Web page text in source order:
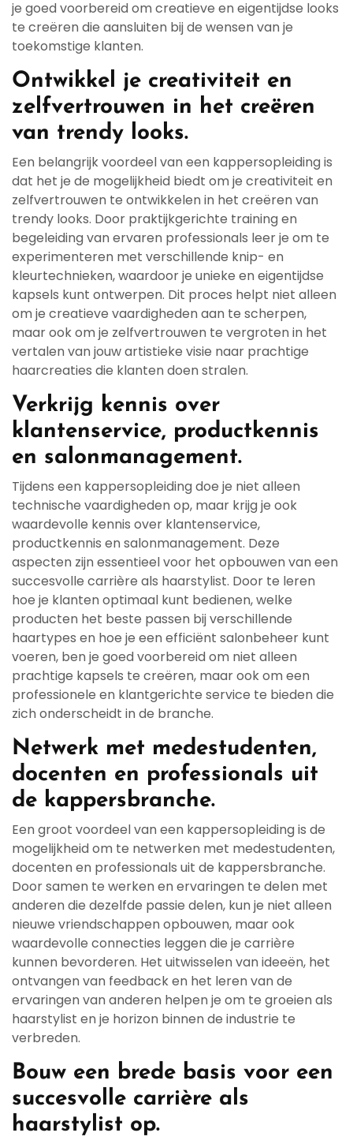
je goed voorbereid om creatieve en eigentijdse looks
te creëren die aansluiten bij de wensen van je
toekomstige klanten.
Ontwikkel je creativiteit en
zelfvertrouwen in het creëren
van trendy looks.
Een belangrijk voordeel van een kappersopleiding is
dat het je de mogelijkheid biedt om je creativiteit en
zelfvertrouwen te ontwikkelen in het creëren van
trendy looks. Door praktijkgerichte training en
begeleiding van ervaren professionals leer je om te
experimenteren met verschillende knip- en
kleurtechnieken, waardoor je unieke en eigentijdse
kapsels kunt ontwerpen. Dit proces helpt niet alleen
om je creatieve vaardigheden aan te scherpen,
maar ook om je zelfvertrouwen te vergroten in het
vertalen van jouw artistieke visie naar prachtige
haarcreaties die klanten doen stralen.
Verkrijg kennis over
klantenservice, productkennis
en salonmanagement.
Tijdens een kappersopleiding doe je niet alleen
technische vaardigheden op, maar krijg je ook
waardevolle kennis over klantenservice,
productkennis en salonmanagement. Deze
aspecten zijn essentieel voor het opbouwen van een
succesvolle carrière als haarstylist. Door te leren
hoe je klanten optimaal kunt bedienen, welke
producten het beste passen bij verschillende
haartypes en hoe je een efficiënt salonbeheer kunt
voeren, ben je goed voorbereid om niet alleen
prachtige kapsels te creëren, maar ook om een
professionele en klantgerichte service te bieden die
zich onderscheidt in de branche.
Netwerk met medestudenten,
docenten en professionals uit
de kappersbranche.
Een groot voordeel van een kappersopleiding is de
mogelijkheid om te netwerken met medestudenten,
docenten en professionals uit de kappersbranche.
Door samen te werken en ervaringen te delen met
anderen die dezelfde passie delen, kun je niet alleen
nieuwe vriendschappen opbouwen, maar ook
waardevolle connecties leggen die je carrière
kunnen bevorderen. Het uitwisselen van ideeën, het
ontvangen van feedback en het leren van de
ervaringen van anderen helpen je om te groeien als
haarstylist en je horizon binnen de industrie te
verbreden.
Bouw een brede basis voor een
succesvolle carrière als
haarstylist op.